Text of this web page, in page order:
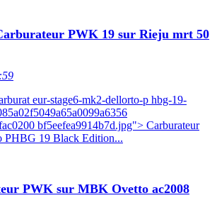
PWK 19 sur Rieju mrt 50
eur-stage6-mk2-dellorto-p hbg-19-
bf5eefea9914b7d.jpg"> Carburateur
PHBG 19 Black Edition...
PWK sur MBK Ovetto ac2008